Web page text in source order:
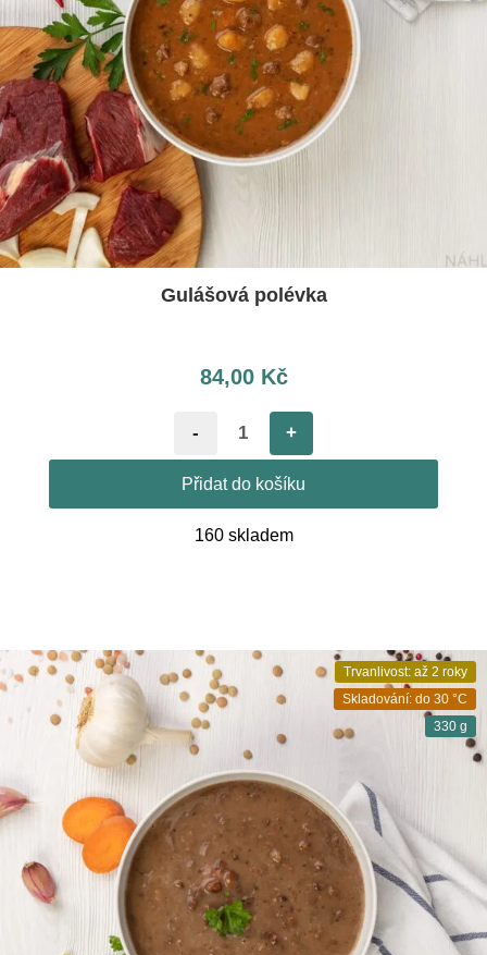
Gulášová polévka
84,00 Kč
- +
Přidat do košíku
160 skladem
Trvanlivost: až 2 roky
Skladování: do 30 °C
330 g